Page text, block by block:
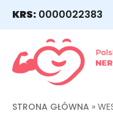
KRS: 0000022383
STRONA GŁÓWNA »